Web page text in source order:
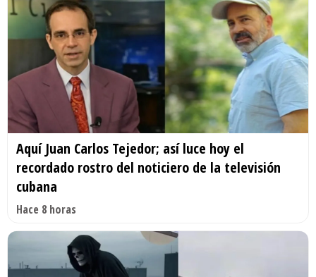
Aquí Juan Carlos Tejedor; así luce hoy el
recordado rostro del noticiero de la televisión
cubana
Hace 8 horas